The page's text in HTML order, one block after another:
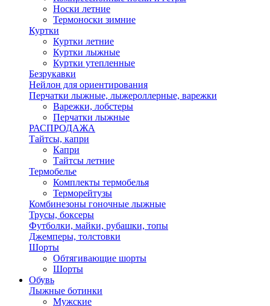
Носки летние
Термоноски зимние
Куртки
Куртки летние
Куртки лыжные
Куртки утепленные
Безрукавки
Нейлон для ориентирования
Перчатки лыжные, лыжероллерные, варежки
Варежки, лобстеры
Перчатки лыжные
РАСПРОДАЖА
Тайтсы, капри
Капри
Тайтсы летние
Термобелье
Комплекты термобелья
Терморейтузы
Комбинезоны гоночные лыжные
Трусы, боксеры
Футболки, майки, рубашки, топы
Джемперы, толстовки
Шорты
Обтягивающие шорты
Шорты
Обувь
Лыжные ботинки
Мужские